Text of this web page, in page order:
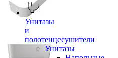
Унитазы
и
полотенцесушители
Унитазы